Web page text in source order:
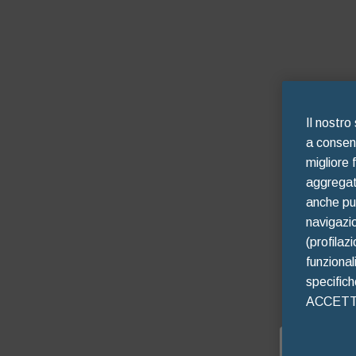
Il
a
migliore
anche